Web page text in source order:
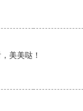
美美哒！